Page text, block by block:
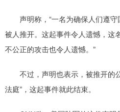
声明称，“一名为确保人们遵守
被人推开。这起事件令人遗憾，这
不公正的攻击也令人遗憾。”
不过，声明也表示，被推开的
法庭”，这起事件就此结束。